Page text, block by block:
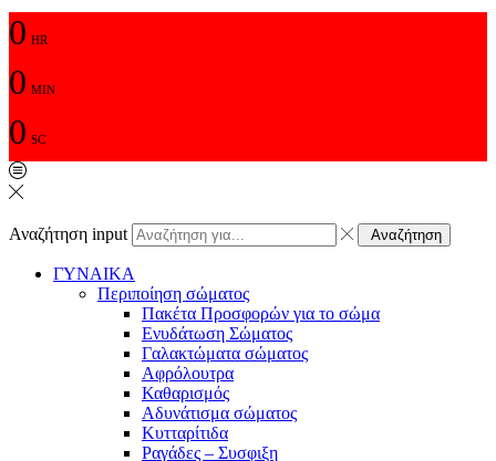
0 HR
0 MIN
0 SC
Αναζήτηση input Αναζήτηση
ΓΥΝΑΙΚΑ
Περιποίηση σώματος
Πακέτα Προσφορών για το σώμα
Ενυδάτωση Σώματος
Γαλακτώματα σώματος
Αφρόλουτρα
Καθαρισμός
Αδυνάτισμα σώματος
Κυτταρίτιδα
Ραγάδες – Συσφιξη